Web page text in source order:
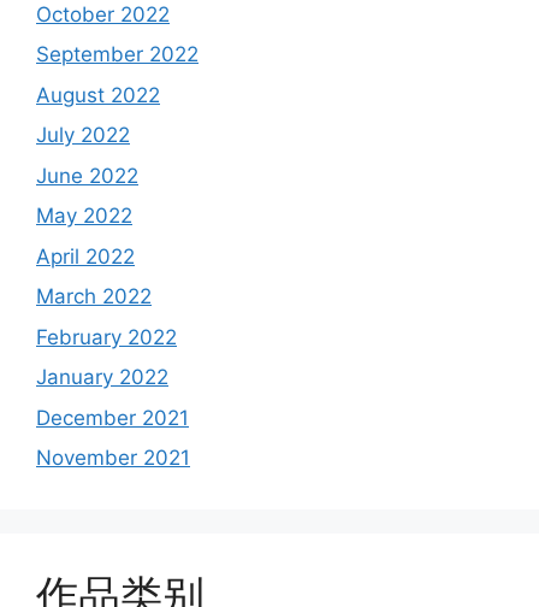
October 2022
September 2022
August 2022
July 2022
June 2022
May 2022
April 2022
March 2022
February 2022
January 2022
December 2021
November 2021
作品类别